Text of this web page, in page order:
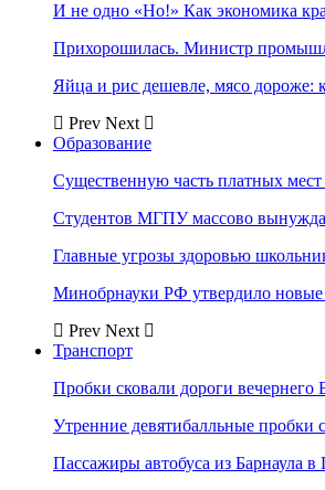
И не одно «Но!» Как экономика
Прихорошилась. Министр
Яйца и рис дешевле, мясо дороже:
Prev Next
Образование
Существенную часть платных мест
Студентов МГПУ массово
Главные угрозы здоровью
Минобрнауки РФ утвердило
Prev Next
Транспорт
Пробки сковали дороги вечернего
Утренние девятибалльные пробки
Пассажиры автобуса из Барнаула в